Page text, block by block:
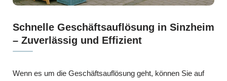
Schnelle Geschäftsauflösung in Sinzheim
– Zuverlässig und Effizient
Wenn es um die Geschäftsauflösung geht, können Sie auf